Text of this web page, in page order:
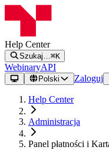
Help Center
Szukaj… ⌘K
WebinaryAPI
Polski Zaloguj
Help Center
Administracja
Panel płatności i